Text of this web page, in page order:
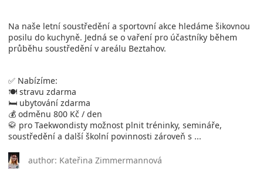
Na naše letní soustředění a sportovní akce hledáme šikovnou
posilu do kuchyně. Jedná se o vaření pro účastníky během
průběhu soustředění v areálu Beztahov.
✅ Nabízíme:
🍽️ stravu zdarma
🛏️ ubytování zdarma
💰 odměnu 800 Kč / den
🥋 pro Taekwondisty možnost plnit tréninky, semináře,
soustředění a další školní povinnosti zároveň s ...
author: Kateřina Zimmermannová